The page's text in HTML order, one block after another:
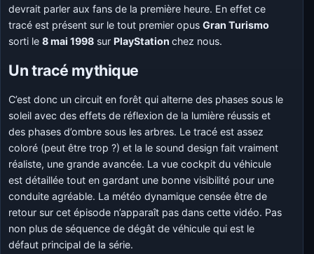
devrait parler aux fans de la première heure. En effet ce
tracé est présent sur le tout premier opusGran Turismo
sorti le8 mai 1998 sur PlayStationchez nous.
Un tracé mythique
C’est donc un circuit en forêt qui alterne des phases sous le
soleil avec des effets de réflexion de la lumière réussis et
des phases d’ombre sous les arbres. Le tracé est assez
coloré (peut être trop ?) et la le sound design fait vraiment
réaliste, une grande avancée. La vue cockpit du véhicule
est détaillée tout en gardant une bonne visibilité pour une
conduite agréable. La météo dynamique censée être de
retour sur cet épisode n’apparaît pas dans cette vidéo. Pas
non plus de séquence de dégât de véhicule qui est le
défaut principal de la série.